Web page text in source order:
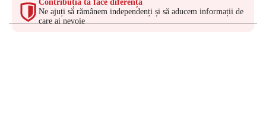
Contribuția ta face diferența
Ne ajuți să rămânem independenți și să aducem informații de
care ai nevoie